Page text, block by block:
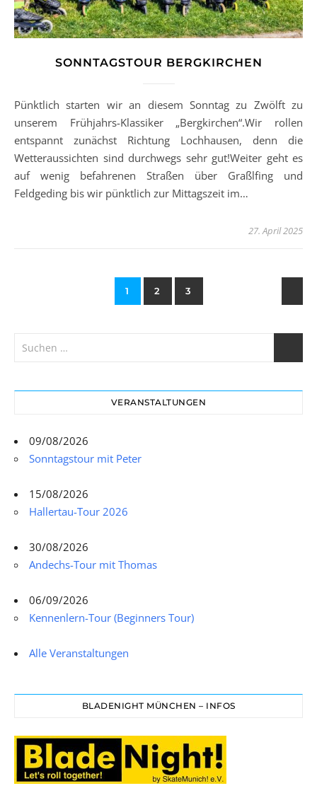
SONNTAGSTOUR BERGKIRCHEN
Pünktlich starten wir an diesem Sonntag zu Zwölft zu
unserem Frühjahrs-Klassiker „Bergkirchen“.Wir rollen
entspannt zunächst Richtung Lochhausen, denn die
Wetteraussichten sind durchwegs sehr gut!Weiter geht es
auf wenig befahrenen Straßen über Graßlfing und
Feldgeding bis wir pünktlich zur Mittagszeit im…
27. April 2025
1 2 3
VERANSTALTUNGEN
09/08/2026
Sonntagstour mit Peter
15/08/2026
Hallertau-Tour 2026
30/08/2026
Andechs-Tour mit Thomas
06/09/2026
Kennenlern-Tour (Beginners Tour)
Alle Veranstaltungen
BLADENIGHT MÜNCHEN – INFOS